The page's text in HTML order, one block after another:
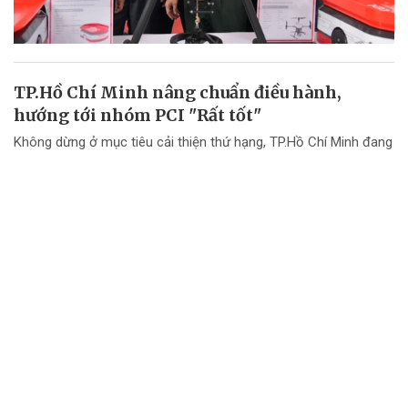
TP.Hồ Chí Minh nâng chuẩn điều hành,
hướng tới nhóm PCI "Rất tốt"
Không dừng ở mục tiêu cải thiện thứ hạng, TP.Hồ Chí Minh đang